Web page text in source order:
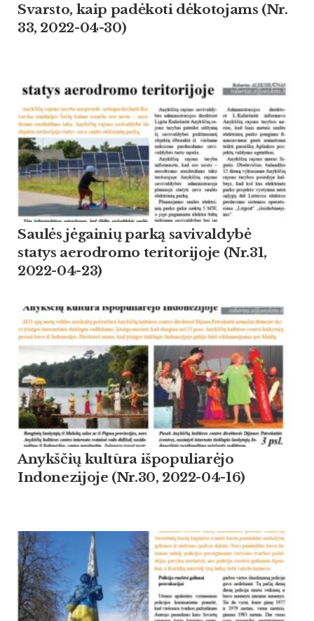
Svarsto, kaip padėkoti dėkotojams (Nr.
33, 2022-04-30)
Saulės jėgainių parką savivaldybė
statys aerodromo teritorijoje (Nr.31,
2022-04-23)
Anykščių kultūra išpopuliarėjo
Indonezijoje (Nr.30, 2022-04-16)